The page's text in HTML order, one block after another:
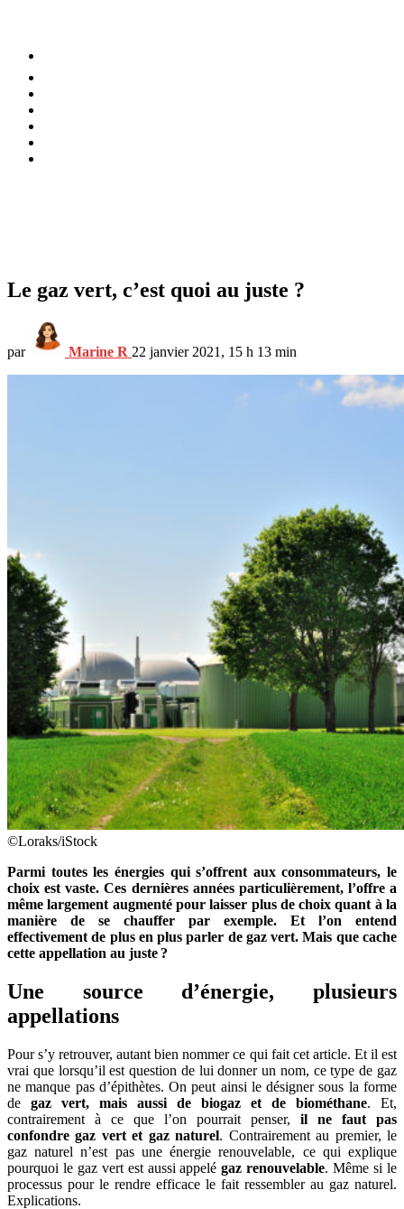
Le gaz vert, c’est quoi au juste ?
par Marine R 22 janvier 2021, 15 h 13 min
©Loraks/iStock
Parmi toutes les énergies qui s’offrent aux consommateurs, le
choix est vaste. Ces dernières années particulièrement, l’offre a
même largement augmenté pour laisser plus de choix quant à la
manière de se chauffer par exemple. Et l’on entend
effectivement de plus en plus parler de gaz vert. Mais que cache
cette appellation au juste ?
Une source d’énergie, plusieurs
appellations
Pour s’y retrouver, autant bien nommer ce qui fait cet article. Et il est
vrai que lorsqu’il est question de lui donner un nom, ce type de gaz
ne manque pas d’épithètes. On peut ainsi le désigner sous la forme
de gaz vert, mais aussi de biogaz et de biométhane. Et,
contrairement à ce que l’on pourrait penser, il ne faut pas
confondre gaz vert et gaz naturel. Contrairement au premier, le
gaz naturel n’est pas une énergie renouvelable, ce qui explique
pourquoi le gaz vert est aussi appelé gaz renouvelable. Même si le
processus pour le rendre efficace le fait ressembler au gaz naturel.
Explications.